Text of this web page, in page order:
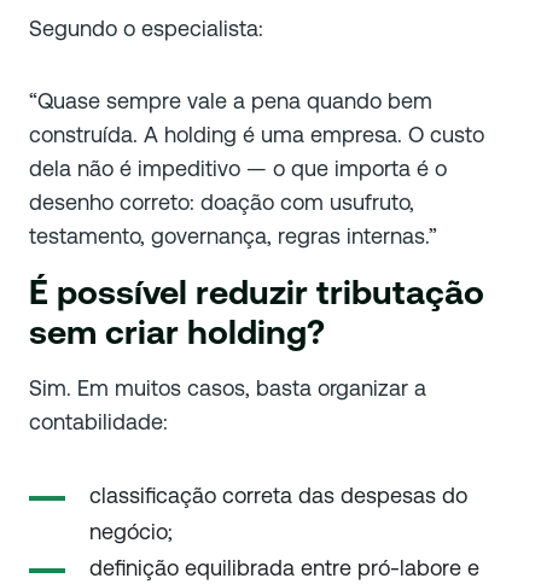
Segundo o especialista:
“Quase sempre vale a pena quando bem
construída. A holding é uma empresa. O custo
dela não é impeditivo — o que importa é o
desenho correto: doação com usufruto,
testamento, governança, regras internas.”
É possível reduzir tributação
sem criar holding?
Sim. Em muitos casos, basta organizar a
contabilidade:
classificação correta das despesas do
negócio;
definição equilibrada entre pró-labore e